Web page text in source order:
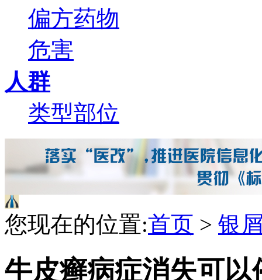
偏方药物
危害
人群
类型部位
您现在的位置:首页 > 银
牛皮癣病症消失可以